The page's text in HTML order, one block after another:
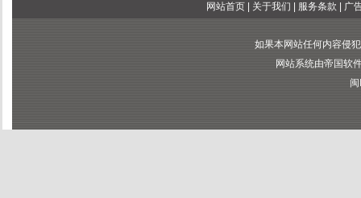
网站首页| 关于我们 服务条款 广
如果本网站任何内容侵
网站系统由帝国软